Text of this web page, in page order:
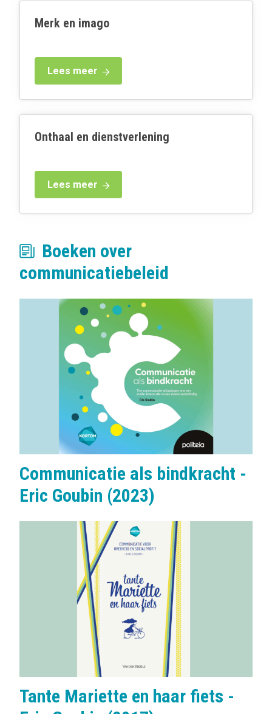
Merk en imago
Lees meer
Onthaal en dienstverlening
Lees meer
Boeken over
communicatiebeleid
Communicatie als bindkracht -
Eric Goubin (2023)
Tante Mariette en haar fiets -